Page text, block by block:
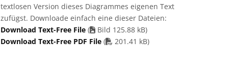
textlosen Version dieses Diagrammes eigenen Text
zufügst. Downloade einfach eine dieser Dateien:
Download Text-Free File (
Bild 125.88 kB)
Download Text-Free PDF File ( PDF file
201.41 kB)